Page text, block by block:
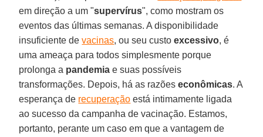
em direção a um "supervírus", como mostram os
eventos das últimas semanas. A disponibilidade
insuficiente devacinas, ou seu custoexcessivo, é
uma ameaça para todos simplesmente porque
prolonga a pandemia e suas possíveis
transformações. Depois, há as razõeseconômicas. A
esperança de recuperação está intimamente ligada
ao sucesso da campanha de vacinação. Estamos,
portanto, perante um caso em que a vantagem de